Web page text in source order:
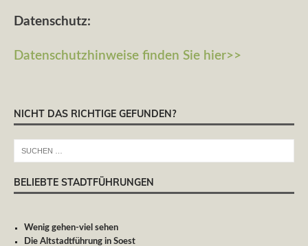
Datenschutz:
Datenschutzhinweise finden Sie hier>>
NICHT DAS RICHTIGE GEFUNDEN?
BELIEBTE STADTFÜHRUNGEN
Wenig gehen-viel sehen
Die Altstadtführung in Soest